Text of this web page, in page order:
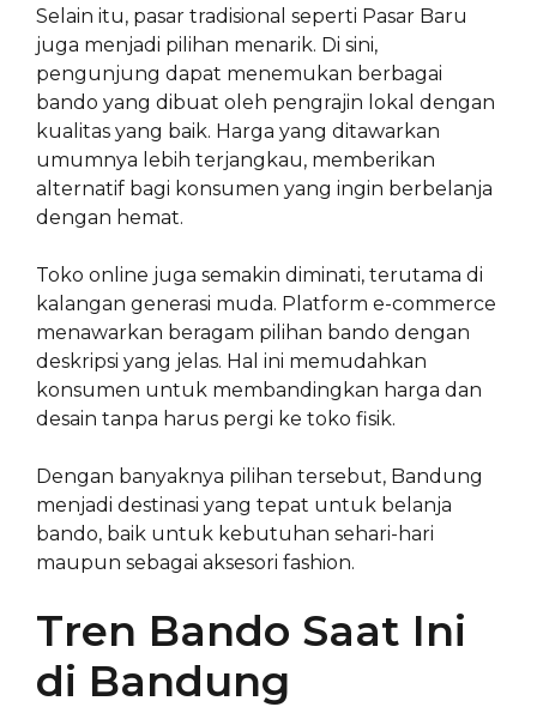
Selain itu, pasar tradisional seperti Pasar Baru
juga menjadi pilihan menarik. Di sini,
pengunjung dapat menemukan berbagai
bando yang dibuat oleh pengrajin lokal dengan
kualitas yang baik. Harga yang ditawarkan
umumnya lebih terjangkau, memberikan
alternatif bagi konsumen yang ingin berbelanja
dengan hemat.
Toko online juga semakin diminati, terutama di
kalangan generasi muda. Platform e-commerce
menawarkan beragam pilihan bando dengan
deskripsi yang jelas. Hal ini memudahkan
konsumen untuk membandingkan harga dan
desain tanpa harus pergi ke toko fisik.
Dengan banyaknya pilihan tersebut, Bandung
menjadi destinasi yang tepat untuk belanja
bando, baik untuk kebutuhan sehari-hari
maupun sebagai aksesori fashion.
Tren Bando Saat Ini
di Bandung